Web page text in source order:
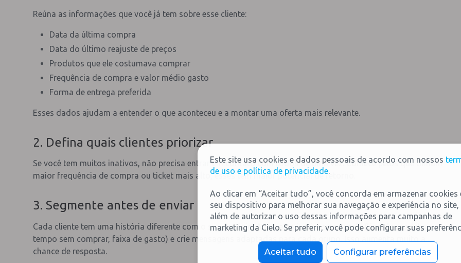
Reúna as informações que você já tem sobre esse cliente:
Data da última compra
Data do último reajuste de preços
Produtos que ele costumava comprar
Frequência de compra e valor médio gasto
Forma de entrega preferida
Esses dados ajudam a entender o que aconteceu e a montar uma oferta mais relevante.
2. Defina quais clientes priorizar
Se você tem muitos inativos, não precisa entrar em contato com todos de uma vez. Comece pelos que tinham
maior frequência de compra ou ticket mais alto, esses têm maior potencial de retorno.
3. Segmente antes de enviar
Cada cliente tem uma história diferente com o seu negócio. Agrupe os inativos por perfil (tipo de produto,
tempo sem comprar, faixa de gasto) e crie mensagens adaptadas para cada grupo. Isso aumenta muito a
chance de resposta.
Este site usa cookies e dados pessoais de acordo com nossos
de uso e política de privacidade.
Ao clicar em “Aceitar tudo”, você concorda em armazenar cookies
seu dispositivo para melhorar sua navegação e experiência no site,
além de autorizar o uso dessas informações para campanhas de
marketing da Cielo. Se preferir, você pode configurar suas
Aceitar tudo Configurar preferências